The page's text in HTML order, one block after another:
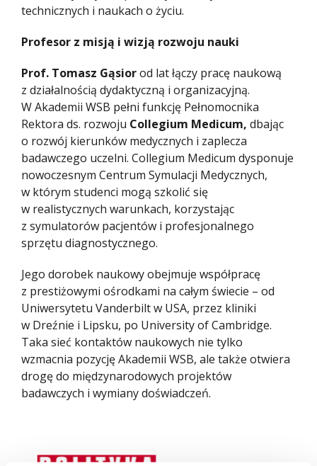
technicznych i naukach o życiu.
Profesor z misją i wizją rozwoju nauki
Prof. Tomasz Gąsiorod lat łączy pracę naukową
z działalnością dydaktyczną i organizacyjną.
W Akademii WSB pełni funkcję Pełnomocnika
Rektora ds. rozwoju Collegium Medicum, dbając
o rozwój kierunków medycznych i zaplecza
badawczego uczelni. Collegium Medicum dysponuje
nowoczesnym Centrum Symulacji Medycznych,
w którym studenci mogą szkolić się
w realistycznych warunkach, korzystając
z symulatorów pacjentów i profesjonalnego
sprzętu diagnostycznego.
Jego dorobek naukowy obejmuje współpracę
z prestiżowymi ośrodkami na całym świecie – od
Uniwersytetu Vanderbilt w USA, przez kliniki
w Dreźnie i Lipsku, po University of Cambridge.
Taka sieć kontaktów naukowych nie tylko
wzmacnia pozycję Akademii WSB, ale także otwiera
drogę do międzynarodowych projektów
badawczych i wymiany doświadczeń.